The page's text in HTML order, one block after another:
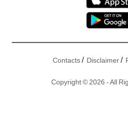
Contacts/ Disclaimer/
Copyright © 2026 - All